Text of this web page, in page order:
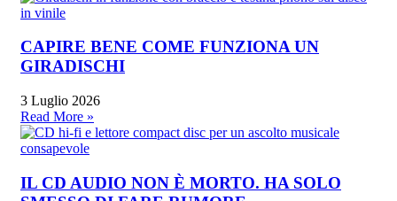
CAPIRE BENE COME FUNZIONA UN
GIRADISCHI
3 Luglio 2026
Read More »
IL CD AUDIO NON È MORTO. HA SOLO